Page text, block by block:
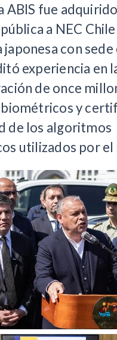
ABIS fue
a NEC Chile
con sede
experiencia en
de once
y
de los algoritmos
utilizados por el